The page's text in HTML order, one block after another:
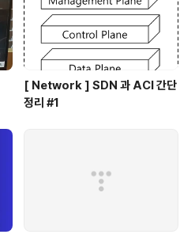
[ Network ] SDN 과 ACI 간단
정리 #1